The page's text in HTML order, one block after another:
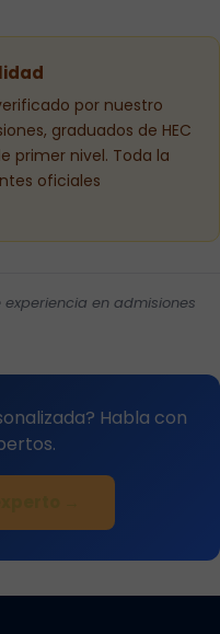
por nuestro
graduados de HEC
primer nivel. Toda la
oficiales
experiencia en admisiones
Habla con